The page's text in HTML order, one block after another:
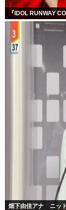
『IDOL RUNWAY
畑下由佳アナ ニッ